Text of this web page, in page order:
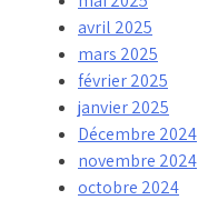
avril 2025
mars 2025
février 2025
janvier 2025
Décembre 2024
novembre 2024
octobre 2024